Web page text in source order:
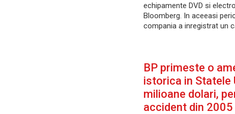
echipamente DVD si
Bloomberg. In aceeasi
compania a inregistrat un
BP primeste o
istorica in Statele
milioane dolari,
accident din 2005